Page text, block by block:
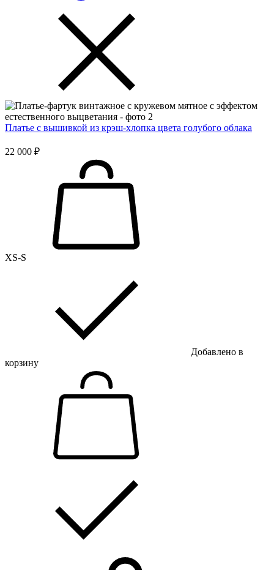
Платье с вышивкой из крэш-хлопка цвета голубого облака
22 000 ₽
XS-S
Добавлено в
корзину